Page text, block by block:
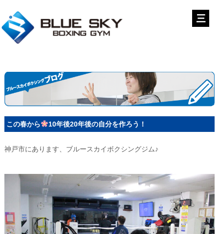
この春から 10年後20年後の自分を作ろう！
神戸市にあります、ブルースカイボクシングジム♪